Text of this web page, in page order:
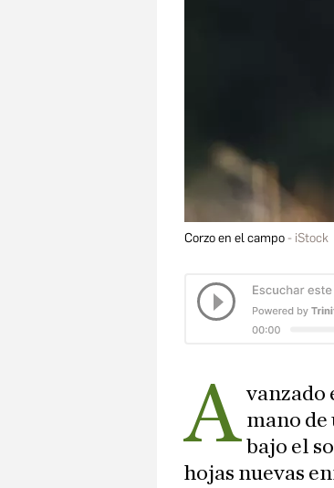
Corzo en el campo iStock
A vanzado
mano
bajo el
hojas nuevas